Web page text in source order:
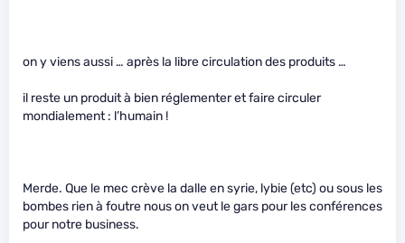
on y viens aussi … après la libre circulation des produits …
il reste un produit à bien réglementer et faire circuler
mondialement : l’humain !
Merde. Que le mec crève la dalle en syrie, lybie (etc) ou sous les
bombes rien à foutre nous on veut le gars pour les conférences
pour notre business.